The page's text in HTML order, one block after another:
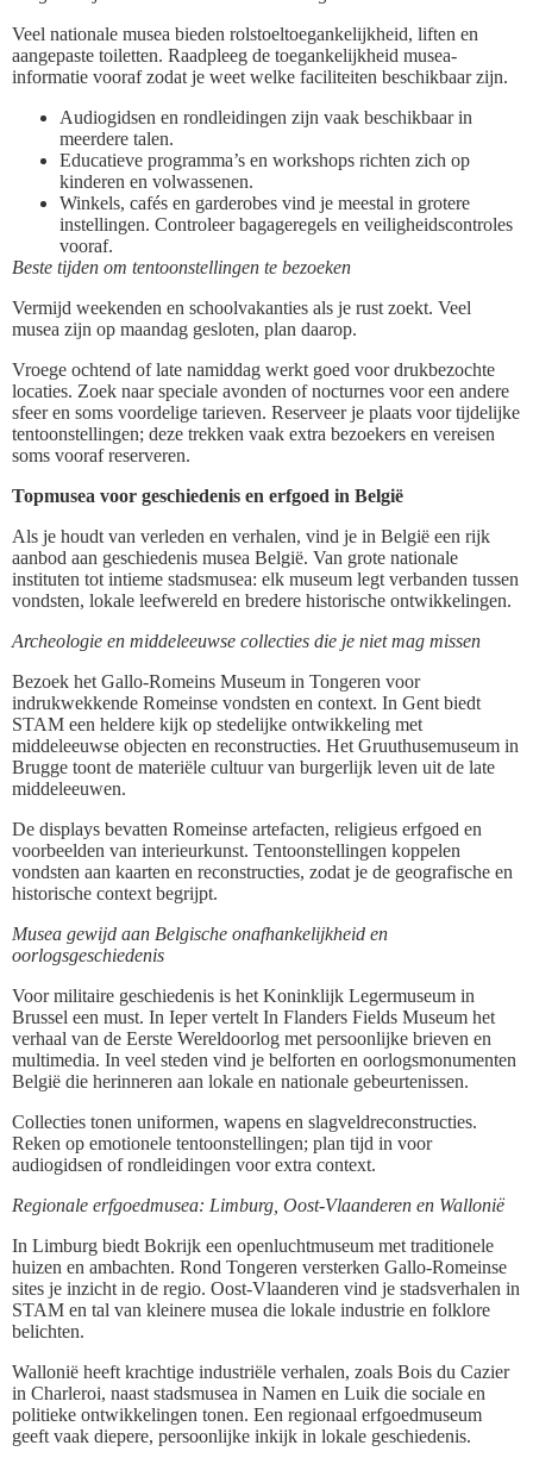
Veel nationale musea bieden rolstoeltoegankelijkheid, liften en
aangepaste toiletten. Raadpleeg de toegankelijkheid musea-
informatie vooraf zodat je weet welke faciliteiten beschikbaar zijn.
Audiogidsen en rondleidingen zijn vaak beschikbaar in
meerdere talen.
Educatieve programma’s en workshops richten zich op
kinderen en volwassenen.
Winkels, cafés en garderobes vind je meestal in grotere
instellingen. Controleer bagageregels en veiligheidscontroles
vooraf.
Beste tijden om tentoonstellingen te bezoeken
Vermijd weekenden en schoolvakanties als je rust zoekt. Veel
musea zijn op maandag gesloten, plan daarop.
Vroege ochtend of late namiddag werkt goed voor drukbezochte
locaties. Zoek naar speciale avonden of nocturnes voor een andere
sfeer en soms voordelige tarieven. Reserveer je plaats voor tijdelijke
tentoonstellingen; deze trekken vaak extra bezoekers en vereisen
soms vooraf reserveren.
Topmusea voor geschiedenis en erfgoed in België
Als je houdt van verleden en verhalen, vind je in België een rijk
aanbod aan geschiedenis musea België. Van grote nationale
instituten tot intieme stadsmusea: elk museum legt verbanden tussen
vondsten, lokale leefwereld en bredere historische ontwikkelingen.
Archeologie en middeleeuwse collecties die je niet mag missen
Bezoek het Gallo-Romeins Museum in Tongeren voor
indrukwekkende Romeinse vondsten en context. In Gent biedt
STAM een heldere kijk op stedelijke ontwikkeling met
middeleeuwse objecten en reconstructies. Het Gruuthusemuseum in
Brugge toont de materiële cultuur van burgerlijk leven uit de late
middeleeuwen.
De displays bevatten Romeinse artefacten, religieus erfgoed en
voorbeelden van interieurkunst. Tentoonstellingen koppelen
vondsten aan kaarten en reconstructies, zodat je de geografische en
historische context begrijpt.
Musea gewijd aan Belgische onafhankelijkheid en
oorlogsgeschiedenis
Voor militaire geschiedenis is het Koninklijk Legermuseum in
Brussel een must. In Ieper vertelt In Flanders Fields Museum het
verhaal van de Eerste Wereldoorlog met persoonlijke brieven en
multimedia. In veel steden vind je belforten en oorlogsmonumenten
België die herinneren aan lokale en nationale gebeurtenissen.
Collecties tonen uniformen, wapens en slagveldreconstructies.
Reken op emotionele tentoonstellingen; plan tijd in voor
audiogidsen of rondleidingen voor extra context.
Regionale erfgoedmusea: Limburg, Oost-Vlaanderen en Wallonië
In Limburg biedt Bokrijk een openluchtmuseum met traditionele
huizen en ambachten. Rond Tongeren versterken Gallo-Romeinse
sites je inzicht in de regio. Oost-Vlaanderen vind je stadsverhalen in
STAM en tal van kleinere musea die lokale industrie en folklore
belichten.
Wallonië heeft krachtige industriële verhalen, zoals Bois du Cazier
in Charleroi, naast stadsmusea in Namen en Luik die sociale en
politieke ontwikkelingen tonen. Een regionaal erfgoedmuseum
geeft vaak diepere, persoonlijke inkijk in lokale geschiedenis.